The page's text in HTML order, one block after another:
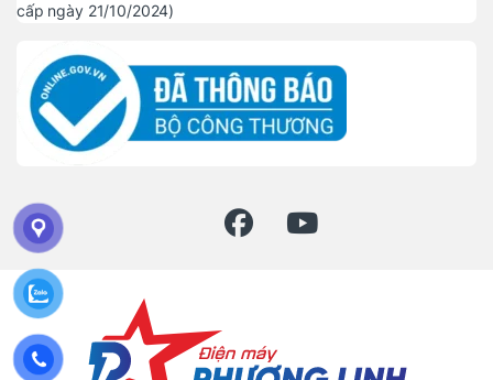
cấp ngày 21/10/2024)